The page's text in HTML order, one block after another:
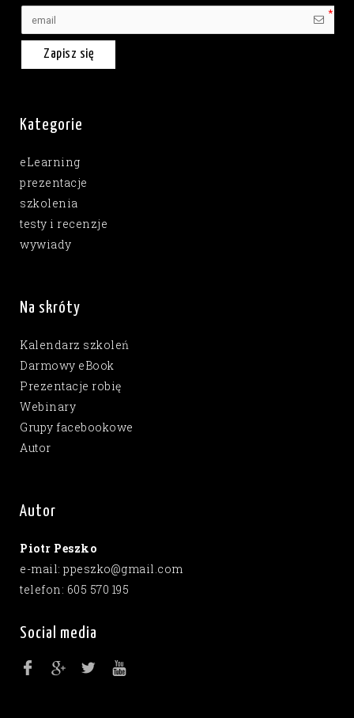
Zapisz się
Kategorie
eLearning
prezentacje
szkolenia
testy i recenzje
wywiady
Na skróty
Kalendarz szkoleń
Darmowy eBook
Prezentacje robię
Webinary
Grupy facebookowe
Autor
Autor
Piotr Peszko
e-mail: ppeszko@gmail.com
telefon: 605 570 195
Social media